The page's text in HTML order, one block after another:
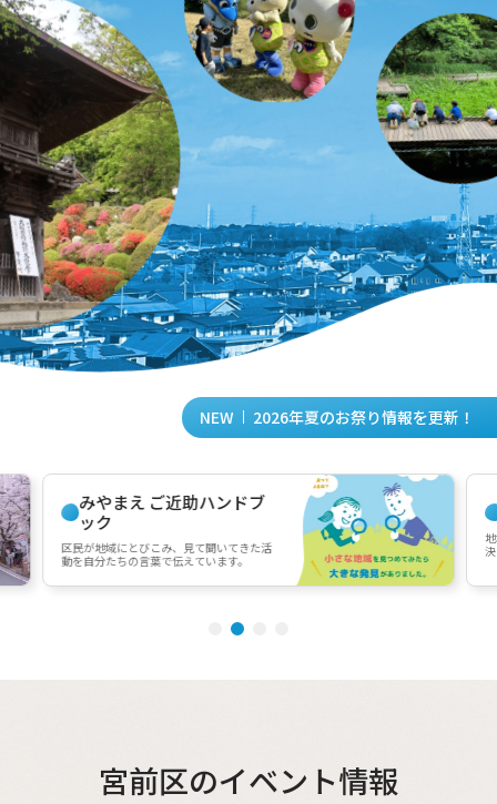
NEW 2026年夏のお祭り情報を更新！
みやまえ ご近助ハンドブ
ック
区民が地域にとびこみ、見て聞いてきた活
動を自分たちの言葉で伝えています。
宮前区のイベント情報